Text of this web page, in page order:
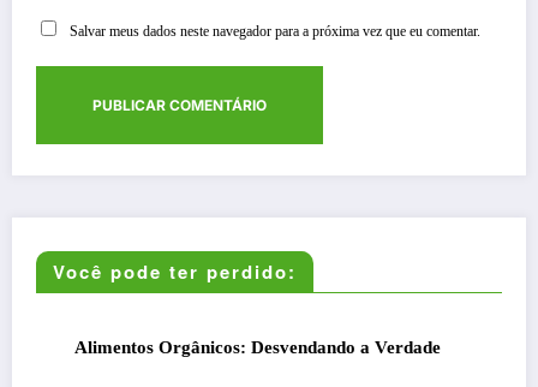
Salvar meus dados neste navegador para a próxima vez que eu comentar.
Você pode ter perdido:
a Verdade Manteiga ou Margarina: Qual é